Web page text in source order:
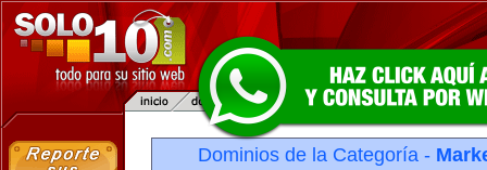
Dominios de la Categoría -